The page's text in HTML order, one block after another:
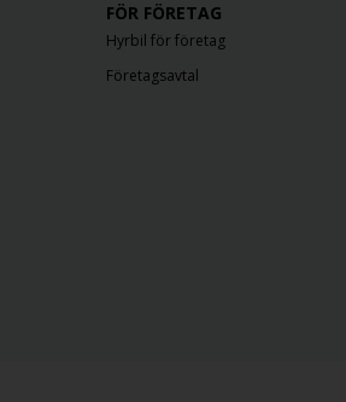
FÖR FÖRETAG
Hyrbil för företag
Företagsavtal